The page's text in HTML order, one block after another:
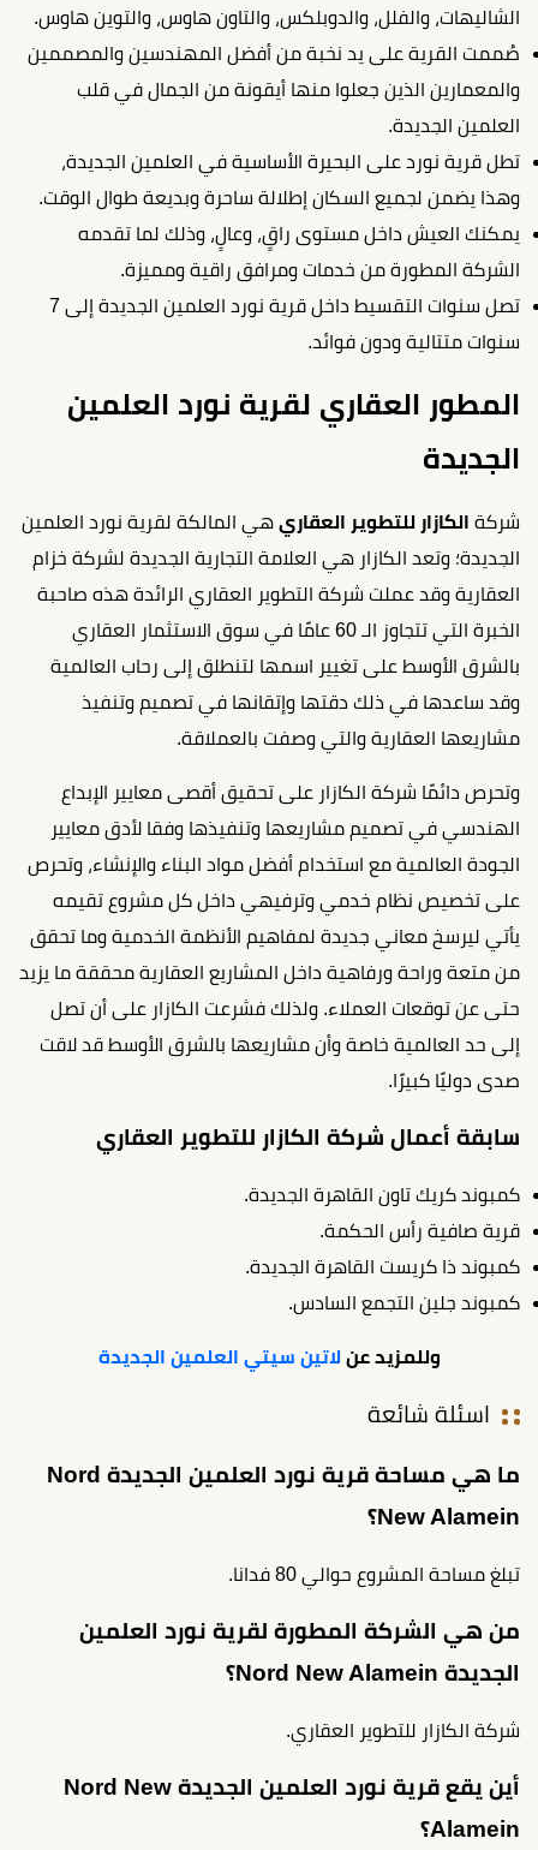
الشاليهات، والفلل، والدوبلكس، والتاون هاوس، والتوين هاوس.
صُممت القرية على يد نخبة من أفضل المهندسين والمصممين
والمعمارين الذين جعلوا منها أيقونة من الجمال في قلب
العلمين الجديدة.
تطل قرية نورد على البحيرة الأساسية في العلمين الجديدة،
وهذا يضمن لجميع السكان إطلالة ساحرة وبديعة طوال الوقت.
يمكنك العيش داخل مستوى راقٍ، وعالٍ، وذلك لما تقدمه
الشركة المطورة من خدمات ومرافق راقية ومميزة.
تصل سنوات التقسيط داخل قرية نورد العلمين الجديدة إلى 7
سنوات متتالية ودون فوائد.
المطور العقاري لقرية نورد العلمين
الجديدة
شركة الكازار للتطوير العقاري هي المالكة لقرية نورد العلمين
الجديدة؛ وتعد الكازار هي العلامة التجارية الجديدة لشركة خزام
العقارية وقد عملت شركة التطوير العقاري الرائدة هذه صاحبة
الخبرة التي تتجاوز الـ 60 عامًا في سوق الاستثمار العقاري
بالشرق الأوسط على تغيير اسمها لتنطلق إلى رحاب العالمية
وقد ساعدها في ذلك دقتها وإتقانها في تصميم وتنفيذ
مشاريعها العقارية والتي وصفت بالعملاقة.
وتحرص دائمًا شركة الكازار على تحقيق أقصى معايير الإبداع
الهندسي في تصميم مشاريعها وتنفيذها وفقا لأدق معايير
الجودة العالمية مع استخدام أفضل مواد البناء والإنشاء، وتحرص
على تخصيص نظام خدمي وترفيهي داخل كل مشروع تقيمه
يأتي ليرسخ معاني جديدة لمفاهيم الأنظمة الخدمية وما تحقق
من متعة وراحة ورفاهية داخل المشاريع العقارية محققة ما يزيد
حتى عن توقعات العملاء. ولذلك فشرعت الكازار على أن تصل
إلى حد العالمية خاصة وأن مشاريعها بالشرق الأوسط قد لاقت
صدى دوليًا كبيرًا.
سابقة أعمال شركة الكازار للتطوير العقاري
كمبوند كريك تاون القاهرة الجديدة.
قرية صافية رأس الحكمة.
كمبوند ذا كريست القاهرة الجديدة.
كمبوند جلين التجمع السادس.
وللمزيد عنلاتين سيتي العلمين الجديدة
اسئلة شائعة
ما هي مساحة قرية نورد العلمين الجديدة Nord
New Alamein؟
تبلغ مساحة المشروع حوالي 80 فدانا.
من هي الشركة المطورة لقرية نورد العلمين
الجديدة Nord New Alamein؟
شركة الكازار للتطوير العقاري.
أين يقع قرية نورد العلمين الجديدة Nord New
Alamein؟